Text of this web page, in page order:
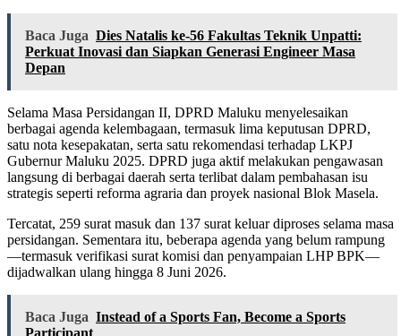
Baca Juga Dies Natalis ke-56 Fakultas Teknik Unpatti:
Perkuat Inovasi dan Siapkan Generasi Engineer Masa
Depan
Selama Masa Persidangan II, DPRD Maluku menyelesaikan
berbagai agenda kelembagaan, termasuk lima keputusan DPRD,
satu nota kesepakatan, serta satu rekomendasi terhadap LKPJ
Gubernur Maluku 2025. DPRD juga aktif melakukan pengawasan
langsung di berbagai daerah serta terlibat dalam pembahasan isu
strategis seperti reforma agraria dan proyek nasional Blok Masela.
Tercatat, 259 surat masuk dan 137 surat keluar diproses selama masa
persidangan. Sementara itu, beberapa agenda yang belum rampung
—termasuk verifikasi surat komisi dan penyampaian LHP BPK—
dijadwalkan ulang hingga 8 Juni 2026.
Baca Juga Instead of a Sports Fan, Become a Sports